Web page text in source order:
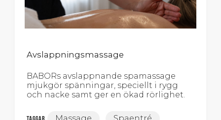
Avslappningsmassage
BABORs avslappnande spamassage
mjukgör spänningar, speciellt i rygg
och nacke samt ger en ökad rörlighet.